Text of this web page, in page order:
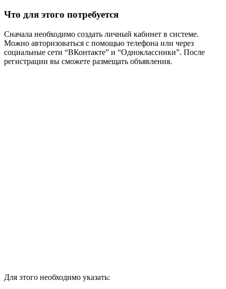
Что для этого потребуется
Сначала необходимо создать личный кабинет в системе.
Можно авторизоваться с помощью телефона или через
социальные сети “ВКонтакте” и “Одноклассники”. После
регистрации вы сможете размещать объявления.
Для этого необходимо указать: